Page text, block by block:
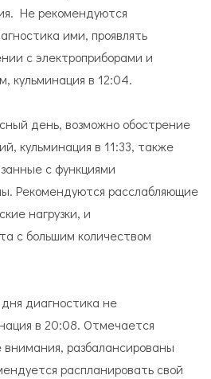
Не рекомендуются
ими, проявлять
с электроприборами и
кульминация в 12:04.
день, возможно обострение
кульминация в 11:33, также
с функциями
Рекомендуются расслабляющие
нагрузки, и
с большим количеством
диагностика не
в 20:08. Отмечается
разбалансированы
распланировать свой